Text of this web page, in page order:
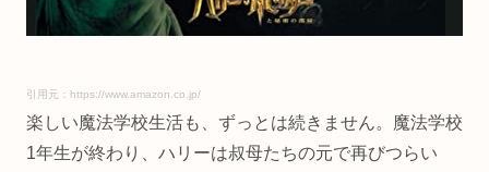
引用元：https://www.amazon.co.jp/
楽しい魔法学校生活も、ずっとは続きません。魔法学校
1年生が終わり、ハリーは叔母たちの元で再びつらい